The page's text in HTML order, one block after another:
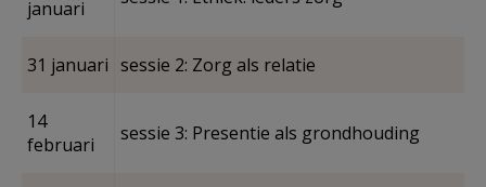
januari
31 januari sessie 2: Zorg als relatie
14
februari
sessie 3: Presentie als grondhouding